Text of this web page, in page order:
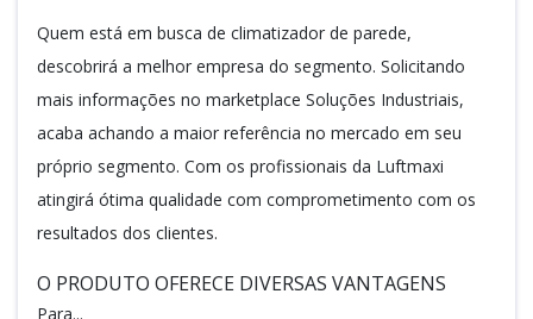
Quem está em busca de climatizador de parede,
descobrirá a melhor empresa do segmento. Solicitando
mais informações no marketplace Soluções Industriais,
acaba achando a maior referência no mercado em seu
próprio segmento. Com os profissionais da Luftmaxi
atingirá ótima qualidade com comprometimento com os
resultados dos clientes.
O PRODUTO OFERECE DIVERSAS VANTAGENS
Para...